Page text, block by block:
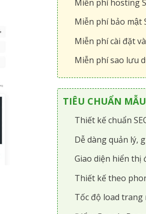
Miễn phí hosting
Miễn phí bảo mật
Miễn phí cài đặt
Miễn phí sao lưu
TIÊU CHUẨN
Thiết kế chuẩn
Dễ dàng quản lý,
Giao diện hiển thị
Thiết kế theo
Tốc độ load trang